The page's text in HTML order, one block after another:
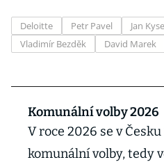
Deloitte Petr Pavel Jan
Vladimír Bezděk
David Marek
Komunální volby 2026
V roce 2026 se v
komunální volby, tedy